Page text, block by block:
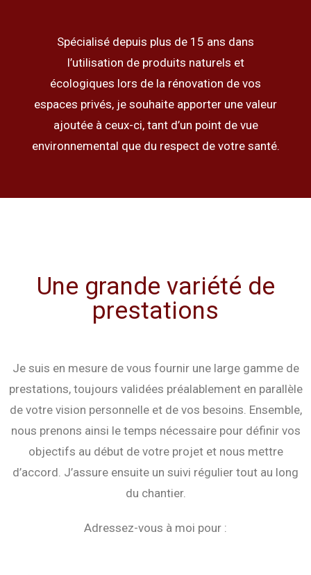
Spécialisé depuis plus de 15 ans dans
l’utilisation de produits naturels et
écologiques lors de la rénovation de vos
espaces privés, je souhaite apporter une valeur
ajoutée à ceux-ci, tant d’un point de vue
environnemental que du respect de votre santé.
Une grande variété de
prestations
Je suis en mesure de vous fournir une large gamme de
prestations, toujours validées préalablement en parallèle
de votre vision personnelle et de vos besoins. Ensemble,
nous prenons ainsi le temps nécessaire pour définir vos
objectifs au début de votre projet et nous mettre
d’accord. J’assure ensuite un suivi régulier tout au long
du chantier.
Adressez-vous à moi pour :